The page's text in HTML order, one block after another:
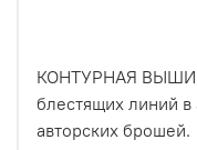
КОНТУРНАЯ
блестящих линий
авторских брошей.